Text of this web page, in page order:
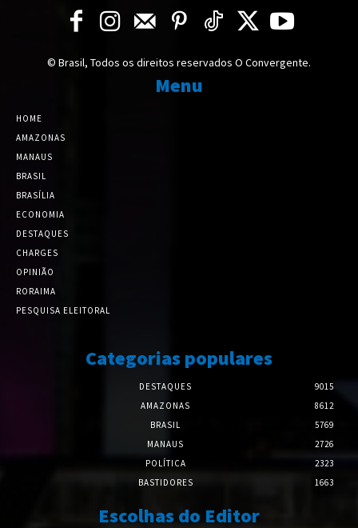
© Brasil, Todos os direitos reservados O Convergente.
Menu
HOME
AMAZONAS
MANAUS
BRASIL
BRASÍLIA
ECONOMIA
DESTAQUES
CHARGES
OPINIÃO
RORAIMA
PESQUISA ELEITORAL
Categorias populares
DESTAQUES
9015
AMAZONAS
8612
BRASIL
5769
MANAUS
2726
POLÍTICA
2323
BASTIDORES
1663
Escolhas do Editor